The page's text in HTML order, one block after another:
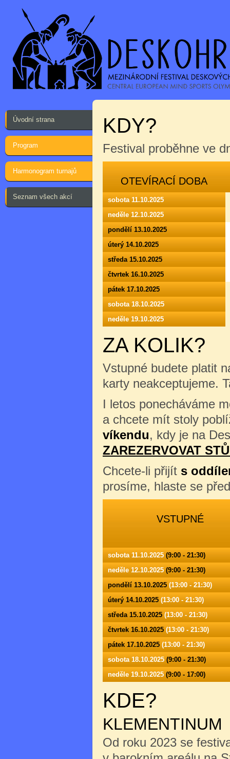
Úvodní strana
Program
Harmonogram turnajů
Seznam všech akcí
KDY?
Festival proběhne ve
OTEVÍRACÍ DOBA
sobota 11.10.2025
neděle 12.10.2025
pondělí 13.10.2025
úterý 14.10.2025
středa 15.10.2025
čtvrtek 16.10.2025
pátek 17.10.2025
sobota 18.10.2025
neděle 19.10.2025
ZA KOLIK?
Vstupné budete platit
karty neakceptujeme.
I letos ponecháváme
a chcete mít stoly
víkendu, kdy je na
ZAREZERVOVAT
Chcete-li přijít s
prosíme, hlaste se
VSTUPNÉ
sobota 11.10.2025 (9:00 - 21:30)
neděle 12.10.2025 (9:00 - 21:30)
pondělí 13.10.2025 (13:00 - 21:30)
úterý 14.10.2025 (13:00 - 21:30)
středa 15.10.2025 (13:00 - 21:30)
čtvrtek 16.10.2025 (13:00 - 21:30)
pátek 17.10.2025 (13:00 - 21:30)
sobota 18.10.2025 (9:00 - 21:30)
neděle 19.10.2025 (9:00 - 17:00)
KDE?
KLEMENTINUM
Od roku 2023 se